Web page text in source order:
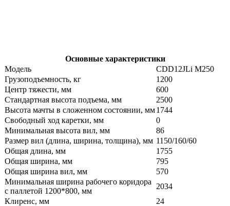
Основные характеристики
Модель
CDD12JLi M250
Грузоподъемность, кг
1200
Центр тяжести, мм
600
Стандартная высота подъема, мм
2500
Высота мачты в сложенном состоянии, мм1744
Свободный ход каретки, мм
0
Минимальная высота вил, мм
86
Размер вил (длина, ширина, толщина), мм 1150/160/60
Общая длина, мм
1755
Общая ширина, мм
795
Общая ширина вил, мм
570
Минимальная ширина рабочего коридора
с паллетой 1200*800, мм
2034
Клиренс, мм
24